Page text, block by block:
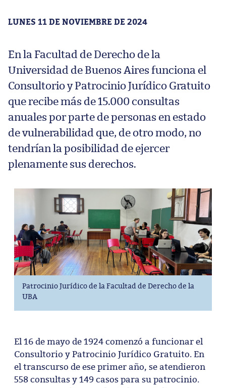
LUNES 11 DE NOVIEMBRE DE 2024
En la Facultad de Derecho de la
Universidad de Buenos Aires funciona el
Consultorio y Patrocinio Jurídico Gratuito
que recibe más de 15.000 consultas
anuales por parte de personas en estado
de vulnerabilidad que, de otro modo, no
tendrían la posibilidad de ejercer
plenamente sus derechos.
Patrocinio Jurídico de la Facultad de Derecho de la
UBA
El 16 de mayo de 1924 comenzó a funcionar el
Consultorio y Patrocinio Jurídico Gratuito. En
el transcurso de ese primer año, se atendieron
558 consultas y 149 casos para su patrocinio.